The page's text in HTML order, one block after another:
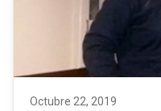
Octubre 22, 2019